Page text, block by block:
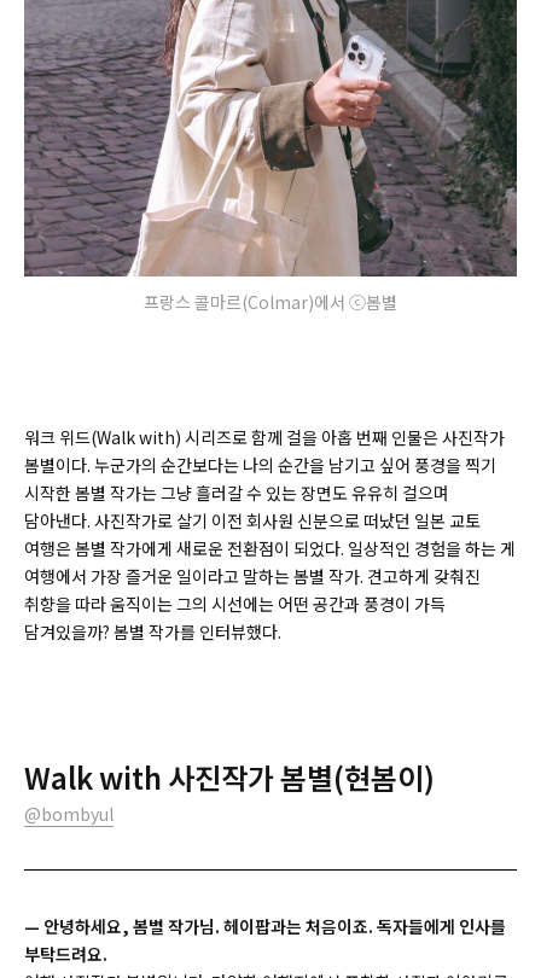
프랑스 콜마르(Colmar)에서 ⓒ봄별
워크 위드(Walk with) 시리즈로 함께 걸을 아홉 번째 인물은 사진작가
봄별이다. 누군가의 순간보다는 나의 순간을 남기고 싶어 풍경을 찍기
시작한 봄별 작가는 그냥 흘러갈 수 있는 장면도 유유히 걸으며
담아낸다. 사진작가로 살기 이전 회사원 신분으로 떠났던 일본 교토
여행은 봄별 작가에게 새로운 전환점이 되었다. 일상적인 경험을 하는 게
여행에서 가장 즐거운 일이라고 말하는 봄별 작가. 견고하게 갖춰진
취향을 따라 움직이는 그의 시선에는 어떤 공간과 풍경이 가득
담겨있을까? 봄별 작가를 인터뷰했다.
Walk with 사진작가 봄별(현봄이)
@bombyul
— 안녕하세요, 봄별 작가님. 헤이팝과는 처음이죠. 독자들에게 인사를
부탁드려요.